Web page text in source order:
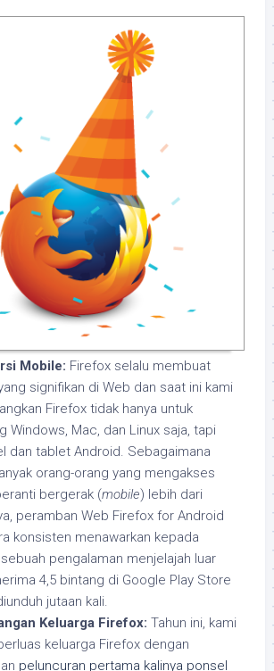
Mobile: Firefox selalu membuat
signifikan di Web dan saat ini kami
Firefox tidak hanya untuk
Windows, Mac, dan Linux saja, tapi
dan tablet Android. Sebagaimana
orang-orang yang mengakses
bergerak (mobile) lebih dari
peramban Web Firefox for Android
konsisten menawarkan kepada
pengalaman menjelajah luar
4,5 bintang di Google Play Store
jutaan kali.
Keluarga Firefox: Tahun ini, kami
keluarga Firefox dengan
peluncuran pertama kalinya ponsel